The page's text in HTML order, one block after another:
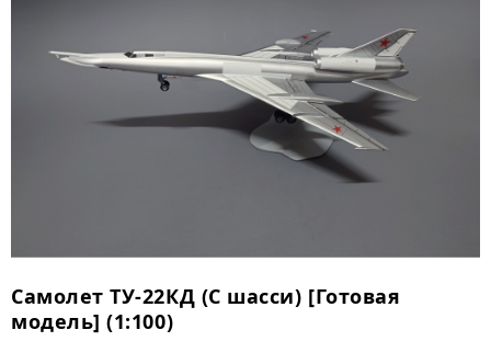
Самолет ТУ-22КД (С шасси) [Готовая
модель] (1:100)